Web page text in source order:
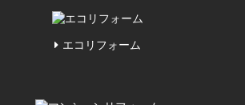
エコリフォーム